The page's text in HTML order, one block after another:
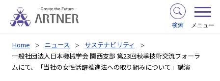
検索 メニュー
Home ニュース
サステナビリティ
一般社団法人日本機械学会 関西支部 第23回秋季技術交流フォーラ
ムにて、「当社の女性活躍推進法への取り組みについて」講演